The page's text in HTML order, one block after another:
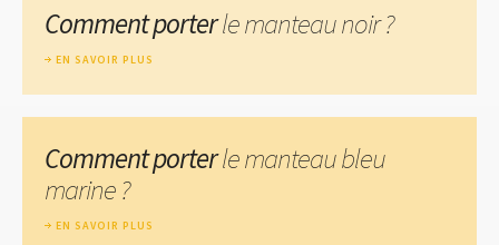
Comment porterle manteau noir ?
EN SAVOIR PLUS
Comment porterle manteau bleu
marine ?
EN SAVOIR PLUS